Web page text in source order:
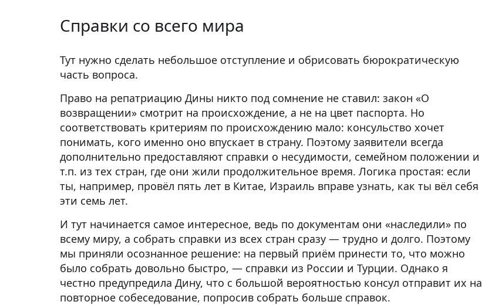
Справки со всего мира
Тут нужно сделать небольшое отступление и обрисовать бюрократическую
часть вопроса.
Право на репатриацию Дины никто под сомнение не ставил: закон «О
возвращении» смотрит на происхождение, а не на цвет паспорта. Но
соответствовать критериям по происхождению мало: консульство хочет
понимать, кого именно оно впускает в страну. Поэтому заявители всегда
дополнительно предоставляют справки о несудимости, семейном положении и
т.п. из тех стран, где они жили продолжительное время. Логика простая: если
ты, например, провёл пять лет в Китае, Израиль вправе узнать, как ты вёл себя
эти семь лет.
И тут начинается самое интересное, ведь по документам они «наследили» по
всему миру, а собрать справки из всех стран сразу — трудно и долго. Поэтому
мы приняли осознанное решение: на первый приём принести то, что можно
было собрать довольно быстро, — справки из России и Турции. Однако я
честно предупредила Дину, что с большой вероятностью консул отправит их на
повторное собеседование, попросив собрать больше справок.